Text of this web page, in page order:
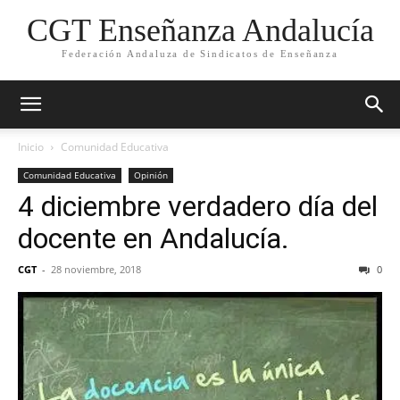
CGT Enseñanza Andalucía
Federación Andaluza de Sindicatos de Enseñanza
Inicio Comunidad Educativa
Comunidad Educativa Opinión
4 diciembre verdadero día del
docente en Andalucía.
CGT - 28 noviembre, 2018 0